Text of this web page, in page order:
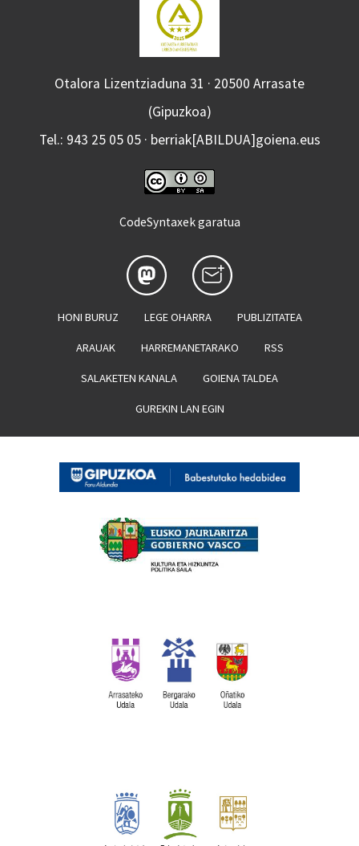
Otalora Lizentziaduna 31 · 20500 Arrasate
(Gipuzkoa)
Tel.: 943 25 05 05 · berriak[ABILDUA]goiena.eus
CodeSyntaxek garatua
HONI BURUZ LEGE OHARRA PUBLIZITATEA
ARAUAK HARREMANETARAKO RSS
SALAKETEN KANALA GOIENA TALDEA
GUREKIN LAN EGIN